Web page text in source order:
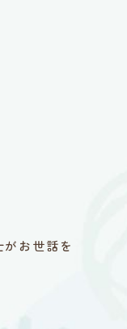
お世話を